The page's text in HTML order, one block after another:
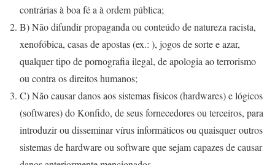
contrárias à boa fé a à ordem pública;
B) Não difundir propaganda ou conteúdo de natureza racista,
xenofóbica, casas de apostas (ex.: ), jogos de sorte e azar,
qualquer tipo de pornografia ilegal, de apologia ao terrorismo
ou contra os direitos humanos;
C) Não causar danos aos sistemas físicos (hardwares) e lógicos
(softwares) do Konfido, de seus fornecedores ou terceiros, para
introduzir ou disseminar vírus informáticos ou quaisquer outros
sistemas de hardware ou software que sejam capazes de causar